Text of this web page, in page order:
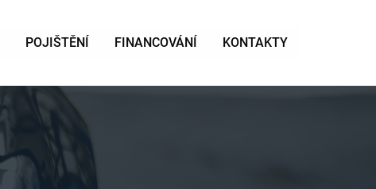
POJIŠTĚNÍ FINANCOVÁNÍ KONTAKTY